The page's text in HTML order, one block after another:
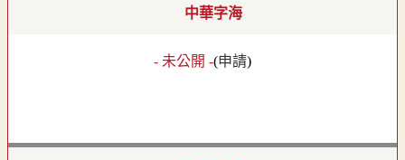
中華字海
- 未公開 -(申請)